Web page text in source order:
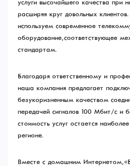
услуги высочайшего качества при
расширяя круг довольных
используем современное
оборудование, соответствующее
стандартам.
Благодаря ответственному и
наша компания предлагает
безукоризненным качеством
передачей сигналов 100 Мбит/с и
стоимость услуг остается
регионе.
Вместе с домашним Интернетом,